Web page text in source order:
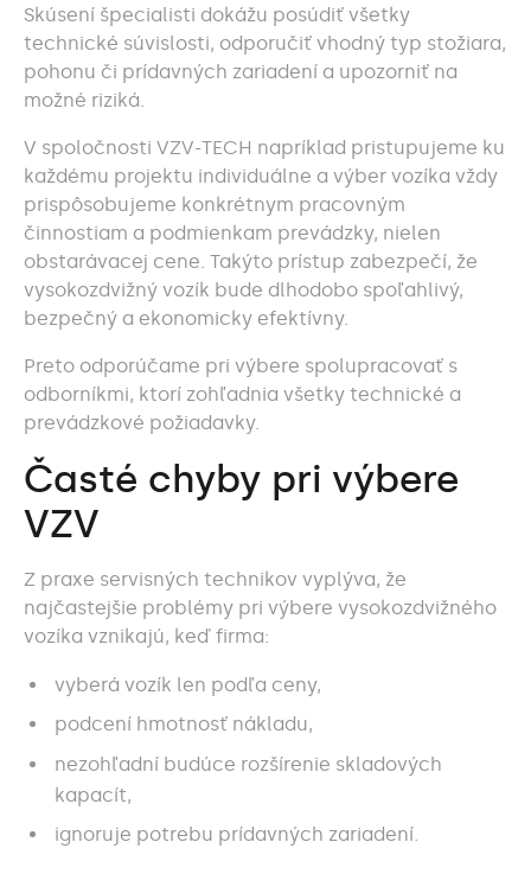
Skúsení špecialisti dokážu posúdiť všetky
technické súvislosti, odporučiť vhodný typ stožiara,
pohonu či prídavných zariadení a upozorniť na
možné riziká.
V spoločnosti VZV-TECH napríklad pristupujeme ku
každému projektu individuálne a výber vozíka vždy
prispôsobujeme konkrétnym pracovným
činnostiam a podmienkam prevádzky, nielen
obstarávacej cene. Takýto prístup zabezpečí, že
vysokozdvižný vozík bude dlhodobo spoľahlivý,
bezpečný a ekonomicky efektívny.
Preto odporúčame pri výbere spolupracovať s
odborníkmi, ktorí zohľadnia všetky technické a
prevádzkové požiadavky.
Časté chyby pri výbere
VZV
Z praxe servisných technikov vyplýva, že
najčastejšie problémy pri výbere vysokozdvižného
vozíka vznikajú, keď firma:
vyberá vozík len podľa ceny,
podcení hmotnosť nákladu,
nezohľadní budúce rozšírenie skladových
kapacít,
ignoruje potrebu prídavných zariadení.